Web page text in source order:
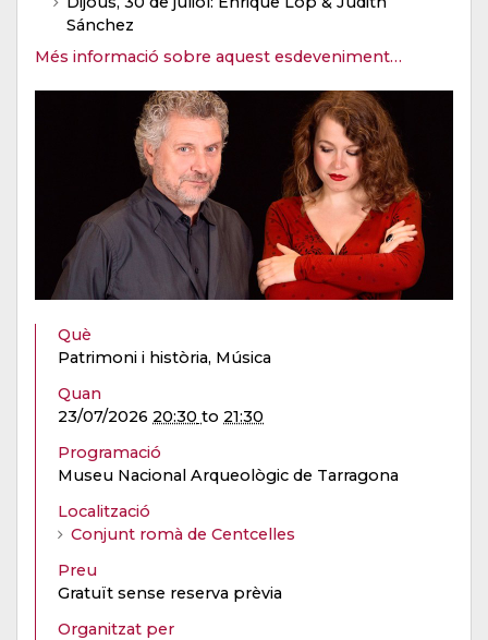
Sánchez
Més informació sobre aquest esdeveniment…
Què
Patrimoni i història, Música
Quan
23/07/2026 20:30 to 21:30
Programació
Museu Nacional Arqueològic de Tarragona
Localització
Conjunt romà de Centcelles
Preu
Gratuït sense reserva prèvia
Organitzat per